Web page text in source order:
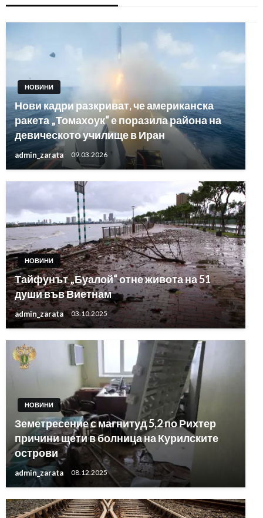
НОВИНИ
Нови кадри разкриват, че американска
ракета „Томахоук“ е поразила района на
девическото училище в Иран
admin_zarata 09.03.2026
НОВИНИ
Тайфунът „Буалой“ отне живота на 51
души във Виетнам
admin_zarata 03.10.2025
НОВИНИ
Земетресение с магнитуд 5,2 по Рихтер
причини щети в болница на Курилските
острови
admin_zarata 08.12.2025